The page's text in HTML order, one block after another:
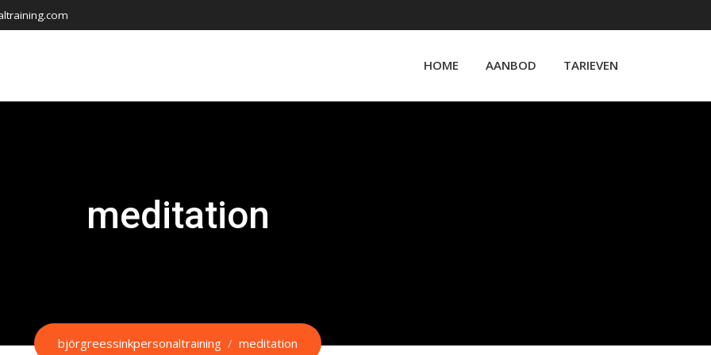
HOME AANBOD TARIEVEN
meditation
björgreessinkpersonaltraining / meditation